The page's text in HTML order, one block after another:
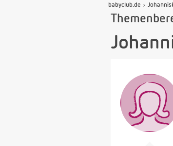
babyclub.de